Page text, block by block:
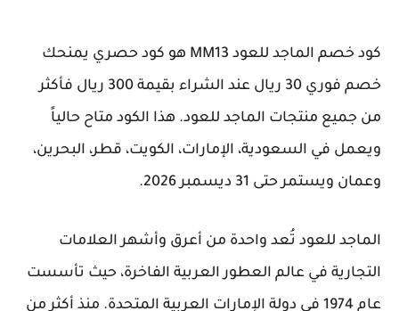
كود خصم الماجد للعود MM13 هو كود حصري يمنحك
خصم فوري 30 ريال عند الشراء بقيمة 300 ريال فأكثر
من جميع منتجات الماجد للعود. هذا الكود متاح حالياً
ويعمل في السعودية، الإمارات، الكويت، قطر، البحرين،
وعمان ويستمر حتى 31 ديسمبر 2026.
الماجد للعود تُعد واحدة من أعرق وأشهر العلامات
التجارية في عالم العطور العربية الفاخرة، حيث تأسست
عام 1974 في دولة الإمارات العربية المتحدة. منذ أكثر من